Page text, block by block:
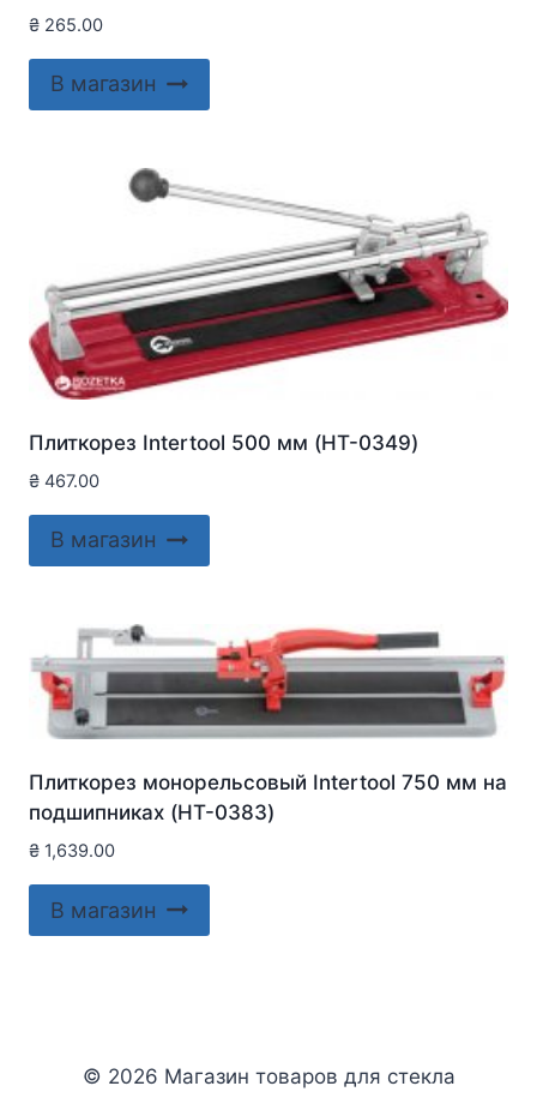
₴ 265.00
В магазин
Плиткорез Intertool 500 мм (HT-0349)
₴ 467.00
В магазин
Плиткорез монорельсовый Intertool 750 мм на
подшипниках (HT-0383)
₴ 1,639.00
В магазин
© 2026 Магазин товаров для стекла